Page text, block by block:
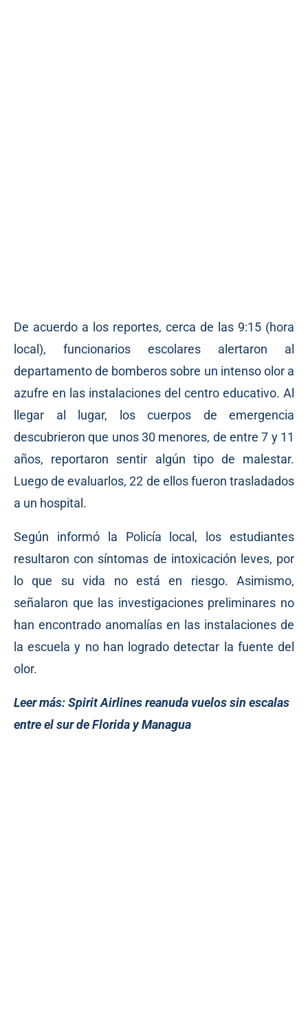
De acuerdo a los reportes, cerca de las 9:15 (hora
local), funcionarios escolares alertaron al
departamento de bomberos sobre un intenso olor a
azufre en las instalaciones del centro educativo. Al
llegar al lugar, los cuerpos de emergencia
descubrieron que unos 30 menores, de entre 7 y 11
años, reportaron sentir algún tipo de malestar.
Luego de evaluarlos, 22 de ellos fueron trasladados
a un hospital.
Según informó la Policía local, los estudiantes
resultaron con síntomas de intoxicación leves, por
lo que su vida no está en riesgo. Asimismo,
señalaron que las investigaciones preliminares no
han encontrado anomalías en las instalaciones de
la escuela y no han logrado detectar la fuente del
olor.
Leer más:Spirit Airlines reanuda vuelos sin escalas
entre el sur de Florida y Managua